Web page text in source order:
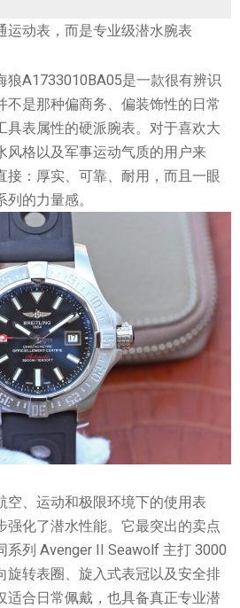
运动表，而是专业级潜水腕表
狼A1733010BA05是一款很有辨识
不是那种偏商务、偏装饰性的日常
具表属性的硬派腕表。对于喜欢大
风格以及军事运动气质的用户来
接：厚实、可靠、耐用，而且一眼
的力量感。
空、运动和极限环境下的使用表
强化了潜水性能。它最突出的卖点
系列 Avenger II Seawolf 主打 3000
旋转表圈、旋入式表冠以及安全排
适合日常佩戴，也具备真正专业潜